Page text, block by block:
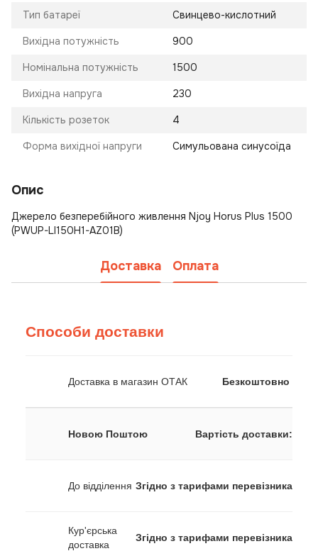
Тип батареї Свинцево-кислотний
Вихідна потужність 900
Номінальна потужність 1500
Вихідна напруга 230
Кількість розеток 4
Форма вихідної напруги Симульована синусоїда
Опис
Джерело безперебійного живлення Njoy Horus Plus 1500
(PWUP-LI150H1-AZ01B)
Доставка Оплата
Способи доставки
Доставка в магазин ОТАК Безкоштовно
Новою Поштою Вартість доставки:
До відділення Згідно з тарифами перевізника
Кур'єрська
доставка
Згідно з тарифами перевізника